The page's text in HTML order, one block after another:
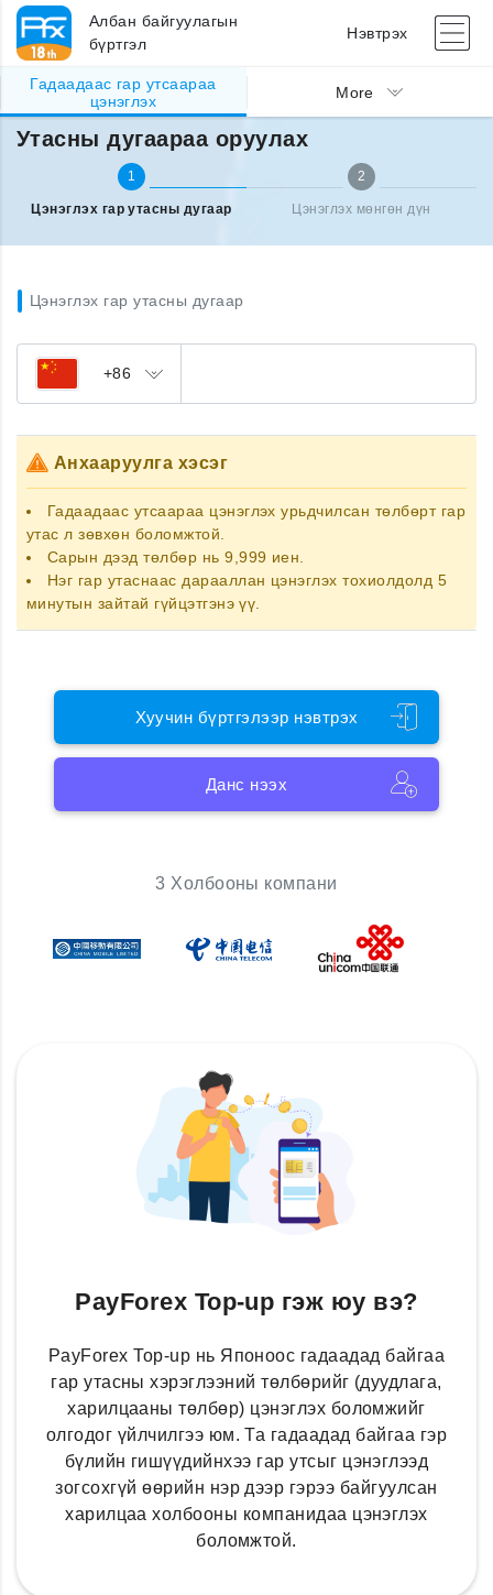
Албан байгуулагын
бүртгэл
Нэвтрэх
Гадаадаас гар утсаараа
цэнэглэх
More
Гадаад улсаас утсаа цэнэглэх Утасны дугаараа оруулах
Утасны дугаараа оруулах
1
Цэнэглэх гар утасны дугаар
2
Цэнэглэх мөнгөн дүн
Цэнэглэх гар утасны дугаар
+86
Анхааруулга хэсэг
Гадаадаас утсаараа цэнэглэхурьдчилсан төлбөрт гар
утас л зөвхөн боломжтой.
Сарын дээд төлбөр нь 9,999 иен.
Нэг гар утаснаас дарааллан цэнэглэх тохиолдолд 5
минутын зайтай гүйцэтгэнэ үү.
Хуучин бүртгэлээр нэвтрэх
Данс нээх
3 Холбооны компани
PayForex Top-up гэж юу вэ?
PayForex Top-up нь Японоос гадаадад байгаа
гар утасны хэрэглээний төлбөрийг (дуудлага,
харилцааны төлбөр) цэнэглэх боломжийг
олгодог үйлчилгээ юм. Та гадаадад байгаа гэр
бүлийн гишүүдийнхээ гар утсыг цэнэглээд
зогсохгүй өөрийн нэр дээр гэрээ байгуулсан
харилцаа холбооны компанидаа цэнэглэх
боломжтой.